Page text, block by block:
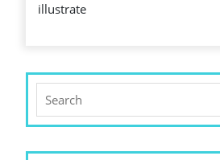
illustrate
for: